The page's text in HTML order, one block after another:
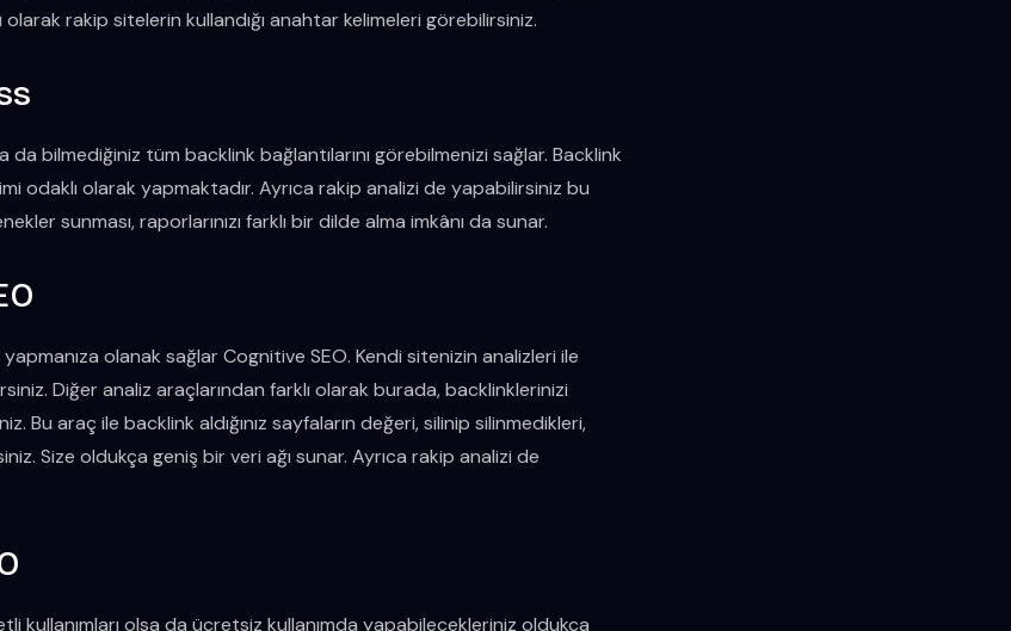
rakip sitelerin kullandığı anahtar kelimeleri görebilirsiniz.
da bilmediğiniz tüm backlink bağlantılarını görebilmenizi sağlar. Backlink
odaklı olarak yapmaktadır. Ayrıca rakip analizi de yapabilirsiniz bu
sunması, raporlarınızı farklı bir dilde alma imkânı da sunar.
olanak sağlar Cognitive SEO. Kendi sitenizin analizleri ile
Diğer analiz araçlarından farklı olarak burada, backlinklerinizi
Bu araç ile backlink aldığınız sayfaların değeri, silinip silinmedikleri,
Size oldukça geniş bir veri ağı sunar. Ayrıca rakip analizi de
kullanımları olsa da ücretsiz kullanımda yapabilecekleriniz oldukça